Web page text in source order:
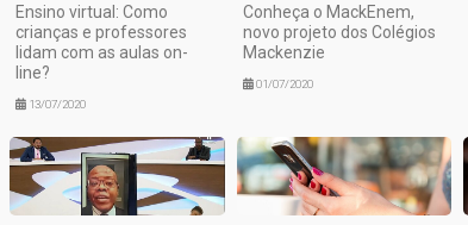
Ensino virtual: Como
crianças e professores
lidam com as aulas on-
line?
13/07/2020
Conheça o MackEnem,
novo projeto dos Colégios
Mackenzie
01/07/2020